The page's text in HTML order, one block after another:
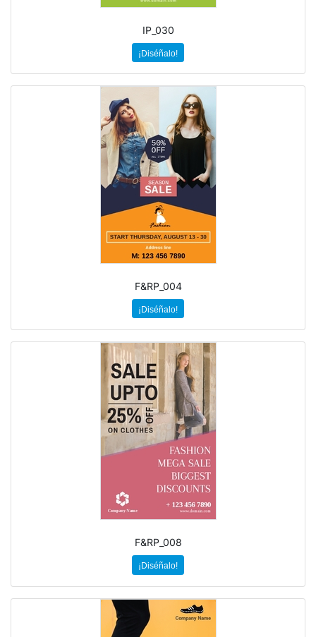
IP_030
¡Diséñalo!
F&RP_004
¡Diséñalo!
F&RP_008
¡Diséñalo!